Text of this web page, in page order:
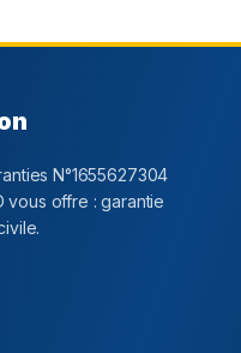
N°1655627304
vous offre : garantie